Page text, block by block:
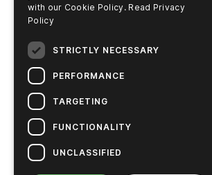
ค้นหาเอกสาร
ค้นหาเอกสาร COA / COC
ชำระเงินออนไลน์
with our Cookie Policy. Read Privacy
Policy
STRICTLY NECESSARY
PERFORMANCE
TARGETING
FUNCTIONALITY
UNCLASSIFIED